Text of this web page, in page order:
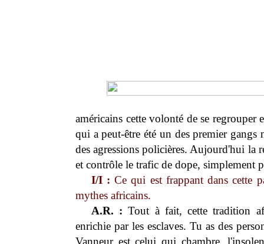
américains cette volonté de se
qui a peut-être été un des premier
des agressions policières. Aujourd'hui la
et contrôle le trafic de dope, simplement
I/I : Ce qui est frappant dans cette
mythes africains.
A.R. : Tout à fait, cette tradition
enrichie par les esclaves. Tu as des
Vanneur est celui qui chambre,